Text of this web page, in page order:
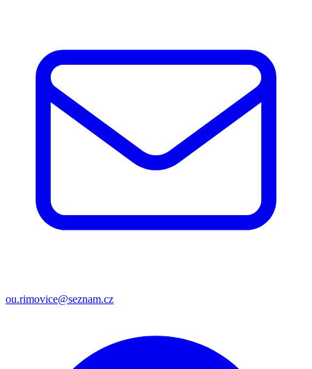
ou.rimovice@seznam.cz